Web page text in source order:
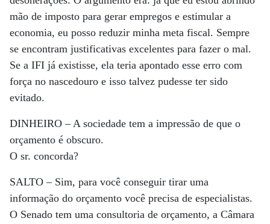
mão de imposto para gerar empregos e estimular a
economia, eu posso reduzir minha meta fiscal. Sempre
se encontram justificativas excelentes para fazer o mal.
Se a IFI já existisse, ela teria apontado esse erro com
força no nascedouro e isso talvez pudesse ter sido
evitado.
DINHEIRO –A sociedade tem a impressão de que o
orçamento é obscuro.
O sr. concorda?
SALTO –Sim, para você conseguir tirar uma
informação do orçamento você precisa de especialistas.
O Senado tem uma consultoria de orçamento, a Câmara